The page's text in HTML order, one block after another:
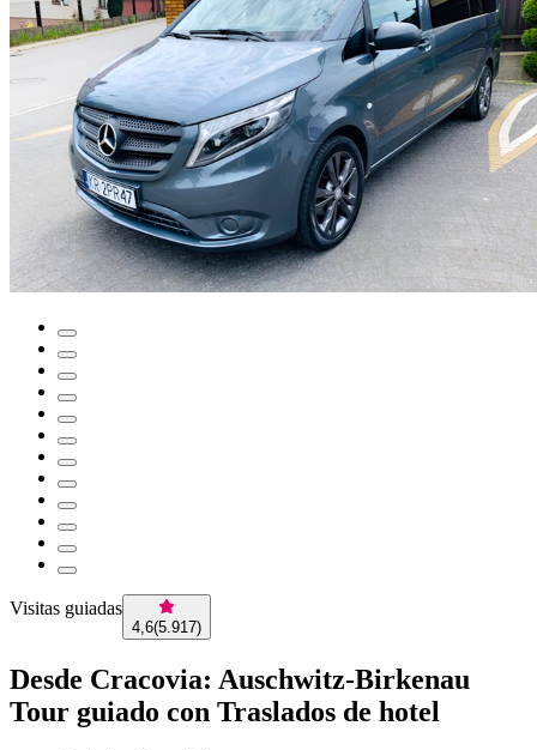
Visitas guiadas
4,6(5.917)
Desde Cracovia: Auschwitz-Birkenau
Tour guiado con Traslados de hotel